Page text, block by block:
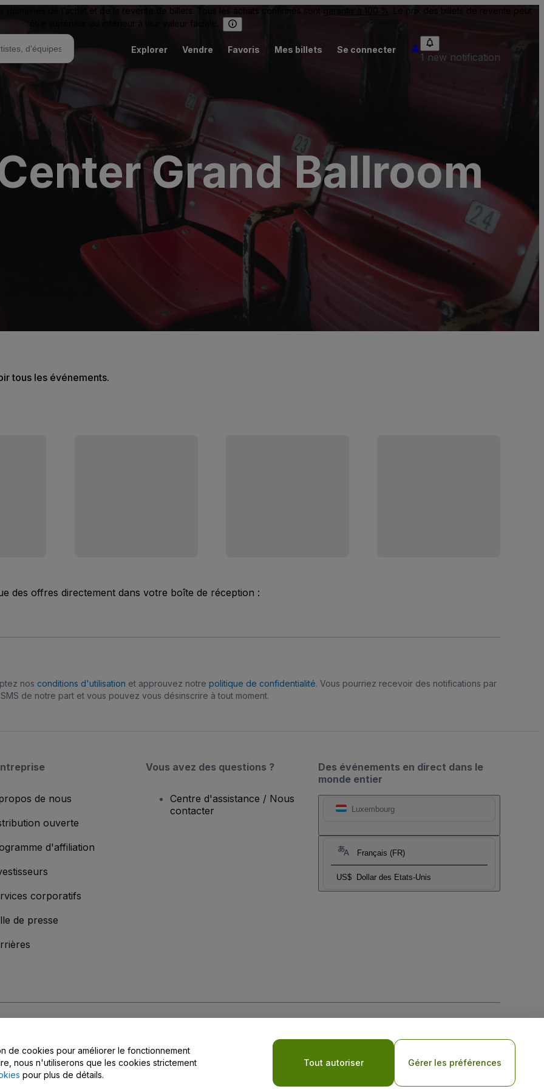
domaines de l’achat et de la revente de billets. Tous les achats confirmés sont garantis à 100 %
. Le prix des billets de revente peut
être supérieur ou inférieur à leur valeur faciale.
Explorer Vendre Favoris Mes billets Se connecter
1 new notification
Grand Ballroom
tous les événements.
des offres directement dans votre boîte de réception :
nos conditions d'utilisation et approuvez notre politique de confidentialité. Vous pourriez recevoir des notifications par
SMS de notre part et vous pouvez vous désinscrire à tout moment.
Des événements en direct dans le
monde entier
Luxembourg
Français (FR)
US$ Dollar des Etats-Unis
de nous
ouverte
d'affiliation
corporatifs
de presse
Vous avez des questions ?
Centre d'assistance / Nous
contacter
Politique de confidentialité pour les appareils mobiles
de cookies pour améliorer le fonctionnement
nous n'utiliserons que les cookies strictement
pour plus de détails.
Tout autoriser Gérer les préférences